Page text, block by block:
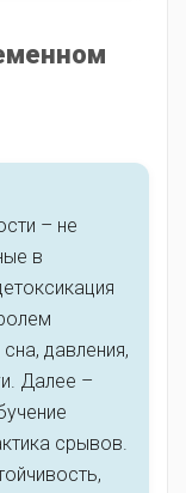
– не
в
давления,
Далее –
срывов.